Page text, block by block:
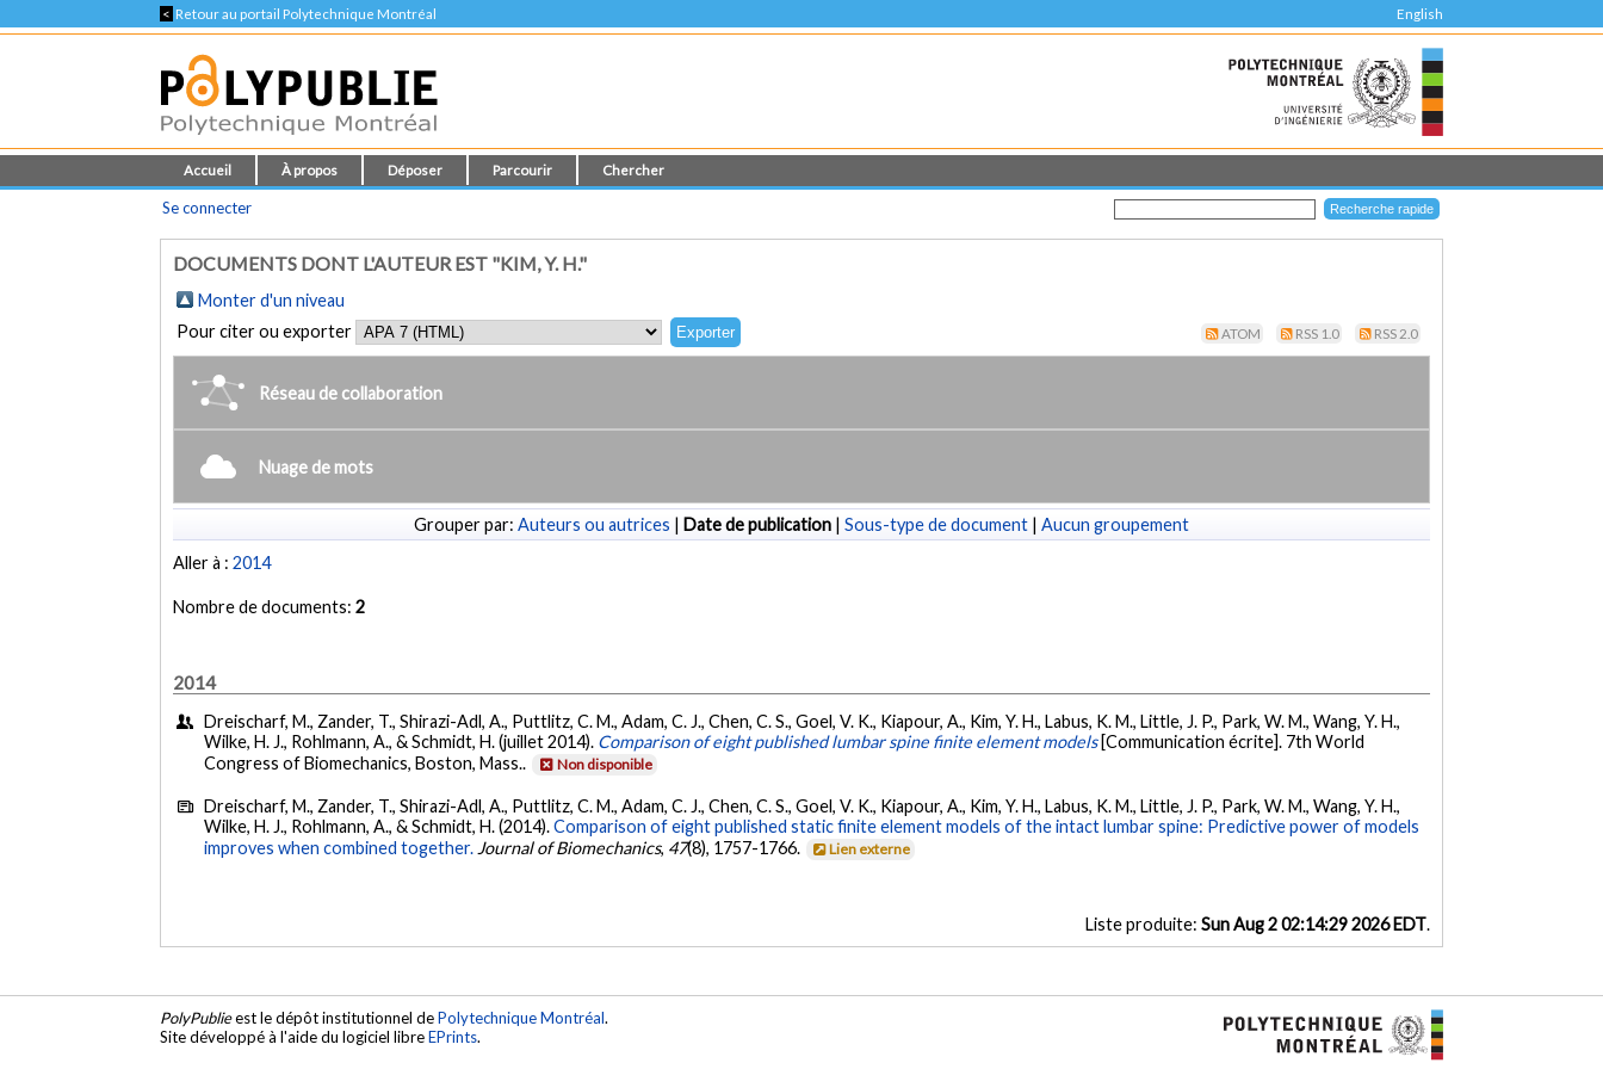
< Retour au portail Polytechnique Montréal English
Accueil À propos Déposer Parcourir Chercher
Se connecter
DOCUMENTS DONT L'AUTEUR EST "KIM, Y. H."
Monter d'un niveau
Pour citer ou exporter
ATOM RSS 1.0 RSS 2.0
Réseau de collaboration
Nuage de mots
Grouper par: Auteurs ou autrices | Date de publication | Sous-type de document | Aucun groupement
Aller à :2014
Nombre de documents:2
2014
Dreischarf, M., Zander, T., Shirazi-Adl, A., Puttlitz, C. M., Adam, C. J., Chen, C. S., Goel, V. K., Kiapour, A., Kim, Y. H., Labus, K. M., Little, J. P., Park, W. M., Wang, Y. H.,
Wilke, H. J., Rohlmann, A., & Schmidt, H. (juillet 2014). Comparison of eight published lumbar spine finite element models [Communication écrite]. 7th World
Congress of Biomechanics, Boston, Mass..
Non disponible
Dreischarf, M., Zander, T., Shirazi-Adl, A., Puttlitz, C. M., Adam, C. J., Chen, C. S., Goel, V. K., Kiapour, A., Kim, Y. H., Labus, K. M., Little, J. P., Park, W. M., Wang, Y. H.,
Wilke, H. J., Rohlmann, A., & Schmidt, H. (2014).Comparison of eight published static finite element models of the intact lumbar spine: Predictive power of models
improves when combined together. Journal of Biomechanics, 47(8), 1757-1766. Lien externe
Liste produite: Sun Aug 2 02:14:29 2026 EDT.
PolyPublieest le dépôt institutionnel dePolytechnique Montréal.
Site développé à l'aide du logiciel libreEPrints.